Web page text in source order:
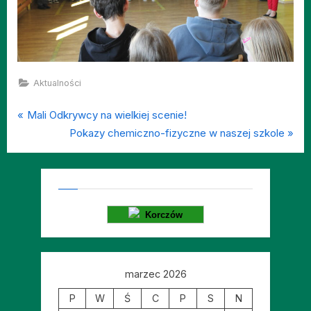
Aktualności
Nawigacja
wpisu
P
e
Mali Odkrywcy na wielkiej scenie!
N
e
x
t
s
Pokazy chemiczno-fizyczne w naszej szkole
Korczów
marzec 2026
P W Ś C P S
N